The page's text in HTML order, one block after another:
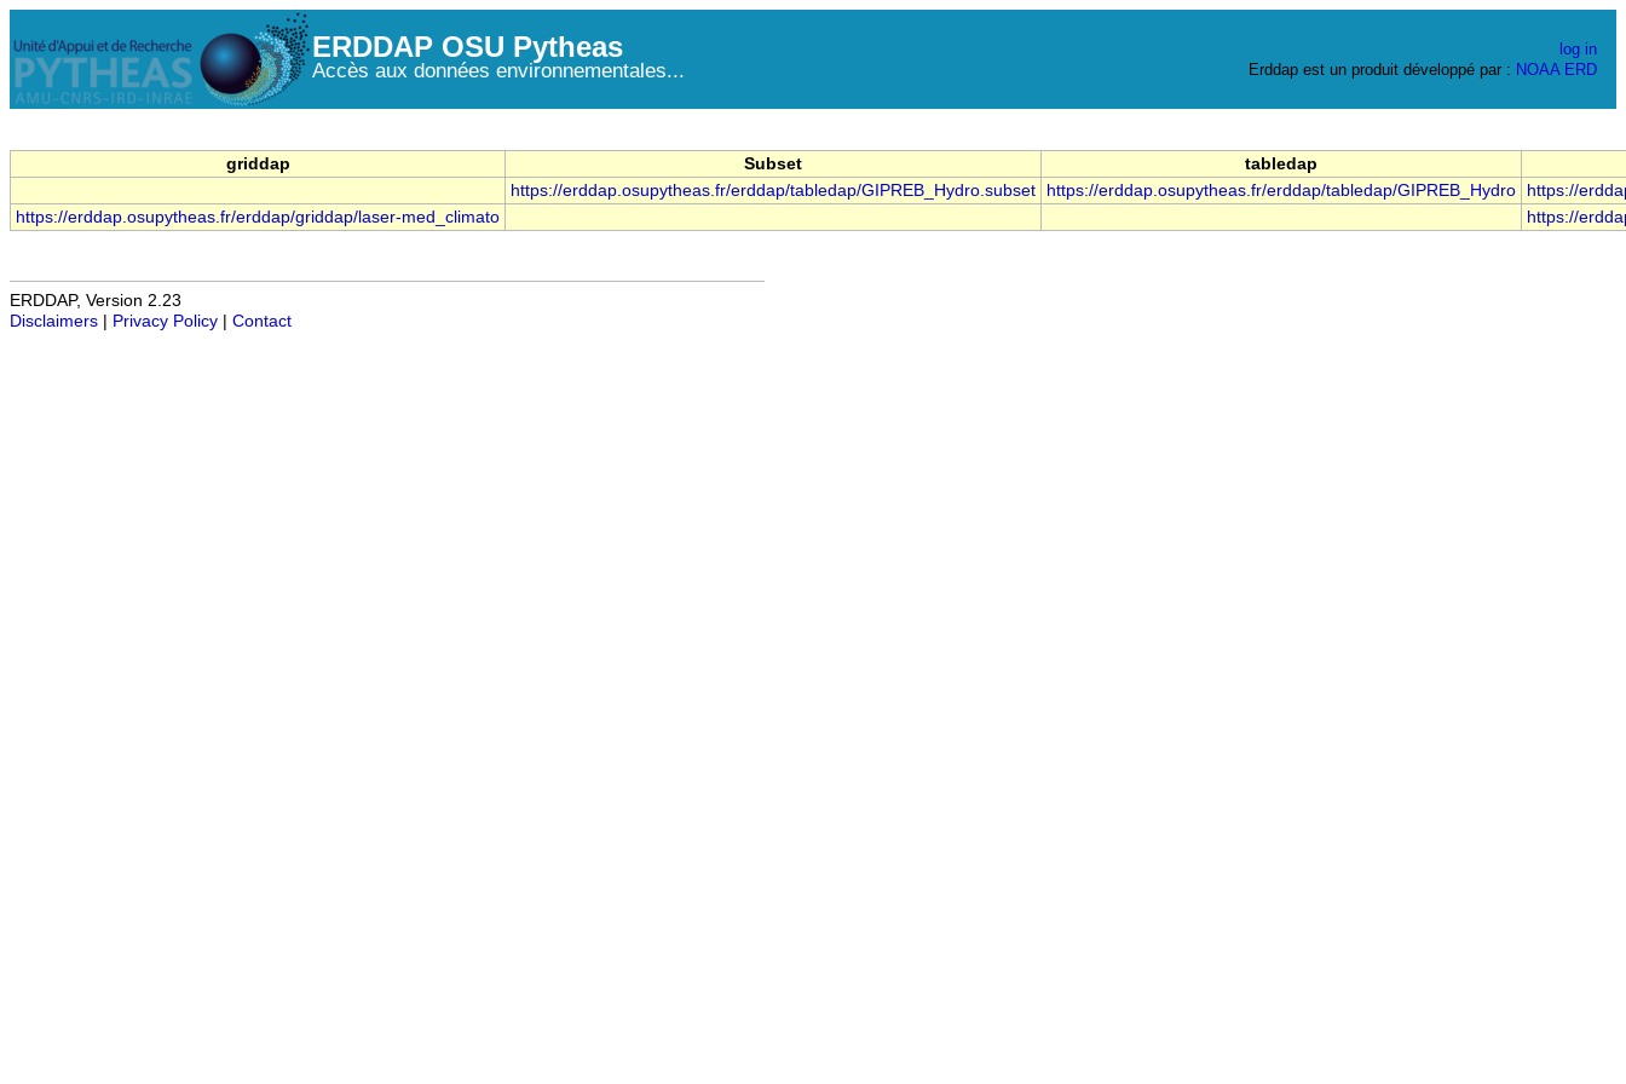
ERDDAP OSU Pytheas
Accès aux données environnementales...
log in
Erddap est un produit développé par : NOAA ERD
griddap Subset
tabledap
https://erddap.osupytheas.fr/erddap/tabledap/GIPREB_Hydro.subset
https://erddap.osupytheas.fr/erddap/tabledap/GIPREB_Hydro
https://
https://erddap.osupytheas.fr/erddap/griddap/laser-med_climato
https://
ERDDAP, Version 2.23
Disclaimers | Privacy Policy | Contact